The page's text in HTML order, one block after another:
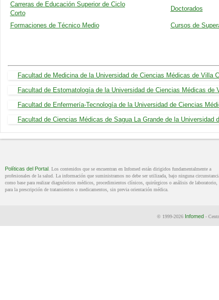
Carreras de Educación Superior de Ciclo
Corto
Doctorados
Formaciones de Técnico Medio Cursos de
Facultad de Medicina de la Universidad de Ciencias Médicas de Villa
Facultad de Estomatología de la Universidad de Ciencias Médicas de
Facultad de Enfermería-Tecnología de la Universidad de Ciencias
Facultad de Ciencias Médicas de Sagua La Grande de la Universidad
Políticas del Portal . Los contenidos que se encuentran en Infomed están dirigidos fundamentalmente a
profesionales de la salud. La información que suministramos no debe ser utilizada, bajo ninguna
como base para realizar diagnósticos médicos, procedimientos clínicos, quirúrgicos o análisis de laboratorio,
para la prescripción de tratamientos o medicamentos, sin previa orientación médica.
© 1999-2026 Infomed -